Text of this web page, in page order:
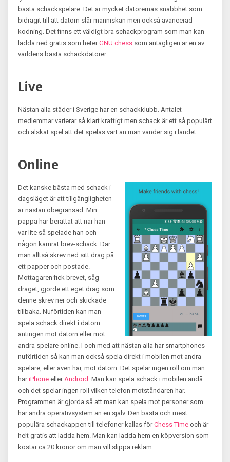
bästa schackspelare. Det är mycket datorernas snabbhet som
bidragit till att datorn slår människan men också avancerad
kodning. Det finns ett väldigt bra schackprogram som man kan
ladda ned gratis som heterGNU chess som antagligen är en av
världens bästa schackdatorer.
Live
Nästan alla städer i Sverige har en schackklubb. Antalet
medlemmar varierar så klart kraftigt men schack är ett så populärt
och älskat spel att det spelas vart än man vänder sig i landet.
Online
Det kanske bästa med schack i
dagsläget är att tillgängligheten
är nästan obegränsad. Min
pappa har berättat att när han
var lite så spelade han och
någon kamrat brev-schack. Där
man alltså skrev ned sitt drag på
ett papper och postade.
Mottagaren fick brevet, såg
draget, gjorde ett eget drag som
denne skrev ner och skickade
tillbaka. Nuförtiden kan man
spela schack direkt i datorn
antingen mot datorn eller mot
andra spelare online. I och med att nästan alla har smartphones
nuförtiden så kan man också spela direkt i mobilen mot andra
spelare, eller även här, mot datorn. Det spelar ingen roll om man
hariPhone ellerAndroid . Man kan spela schack i mobilen ändå
och det spelar ingen roll vilken telefon motståndaren har.
Programmen är gjorda så att man kan spela mot personer som
har andra operativsystem än en själv. Den bästa och mest
populära schackappen till telefoner kallas förChess Time och är
helt gratis att ladda hem. Man kan ladda hem en köpversion som
kostar ca 20 kronor om man vill slippa reklam.